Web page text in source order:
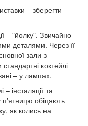
– зберегти
– "йолку". Звичайно
деталями. Через її
зали з
коктейлі
– у лампах.
інсталяції та
п'ятницю обіцяють
як колись на